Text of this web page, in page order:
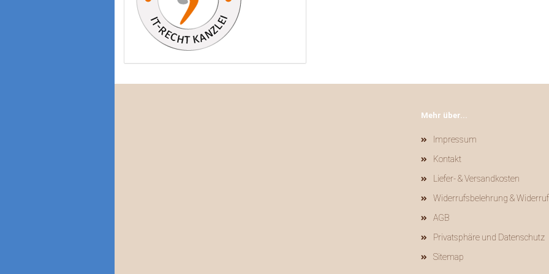
Mehr über...
Impressum
Kontakt
Liefer- & Versandkosten
Widerrufsbelehrung &
AGB
Privatsphäre und Datenschutz
Sitemap